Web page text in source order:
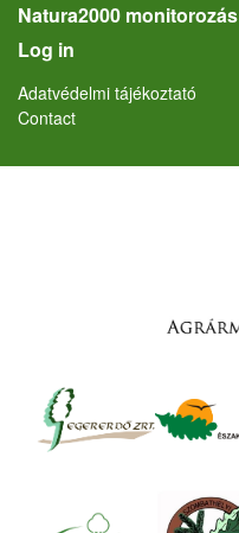
Natura2000 monitorozás
User account menu
Log in
Lábléc
Adatvédelmi tájékoztató
Contact